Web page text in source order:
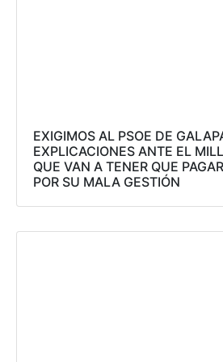
EXIGIMOS AL PSOE DE
EXPLICACIONES ANTE EL
QUE VAN A TENER QUE
POR SU MALA GESTIÓN